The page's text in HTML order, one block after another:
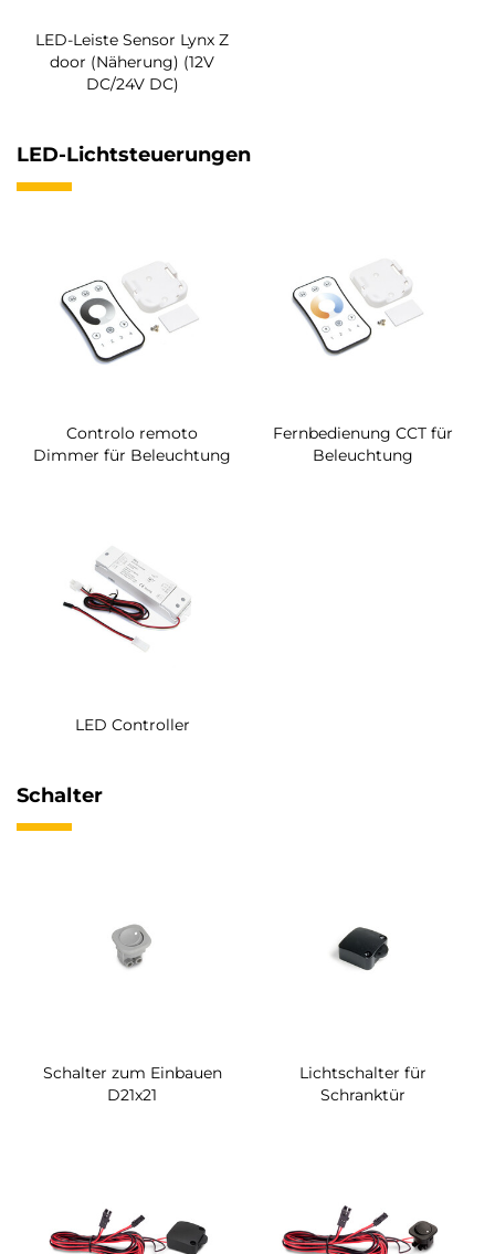
LED-Leiste Sensor Lynx Z
door (Näherung) (12V
DC/24V DC)
LED-Lichtsteuerungen
Controlo remoto
Dimmer für Beleuchtung
Fernbedienung CCT für
Beleuchtung
LED Controller
Schalter
Schalter zum Einbauen
D21x21
Lichtschalter für
Schranktür